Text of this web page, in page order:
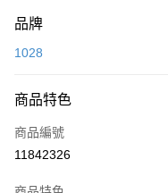
POYA支付
超商取貨付款
LINE Pay
品牌
1028
商品特色
商品編號
11842326